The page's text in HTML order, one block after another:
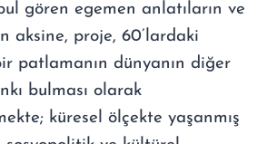
gören egemen anlatıların ve
aksine, proje, 60’lardaki
patlamanın dünyanın diğer
bulması olarak
küresel ölçekte yaşanmış